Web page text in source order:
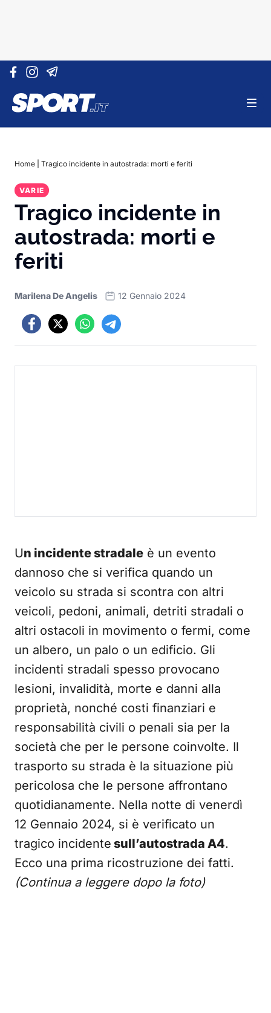
Vai al contenuto
Home Tragico incidente in autostrada: morti e feriti
VARIE
Tragico incidente in
autostrada: morti e
feriti
Marilena De Angelis 12 Gennaio 2024
Un incidente stradale è un evento
dannoso che si verifica quando un
veicolo su strada si scontra con altri
veicoli, pedoni, animali, detriti stradali o
altri ostacoli in movimento o fermi, come
un albero, un palo o un edificio. Gli
incidenti stradali spesso provocano
lesioni, invalidità, morte e danni alla
proprietà, nonché costi finanziari e
responsabilità civili o penali sia per la
società che per le persone coinvolte. Il
trasporto su strada è la situazione più
pericolosa che le persone affrontano
quotidianamente. Nella notte di venerdì
12 Gennaio 2024, si è verificato un
tragico incidente sull’autostrada A4.
Ecco una prima ricostruzione dei fatti.
(Continua a leggere dopo la foto)